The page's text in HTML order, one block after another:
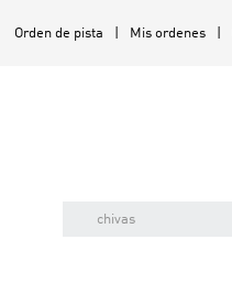
Orden de pista Mis ordenes